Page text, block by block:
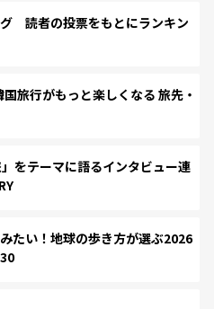
読者の投票をもとにランキン
旅行がもっと楽しくなる 旅先・
をテーマに語るインタビュー連
たい！地球の歩き方が選ぶ2026